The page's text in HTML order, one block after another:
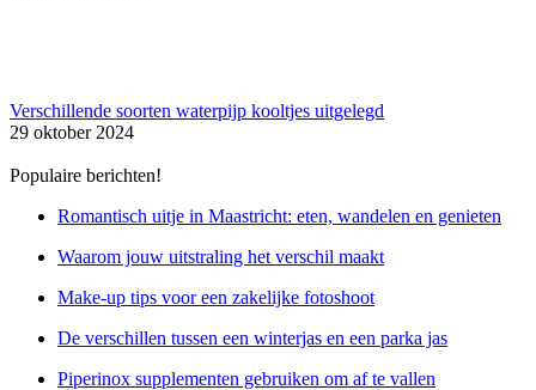
Verschillende soorten waterpijp kooltjes uitgelegd
29 oktober 2024
Populaire berichten!
Romantisch uitje in Maastricht: eten, wandelen en genieten
Waarom jouw uitstraling het verschil maakt
Make-up tips voor een zakelijke fotoshoot
De verschillen tussen een winterjas en een parka jas
Piperinox supplementen gebruiken om af te vallen